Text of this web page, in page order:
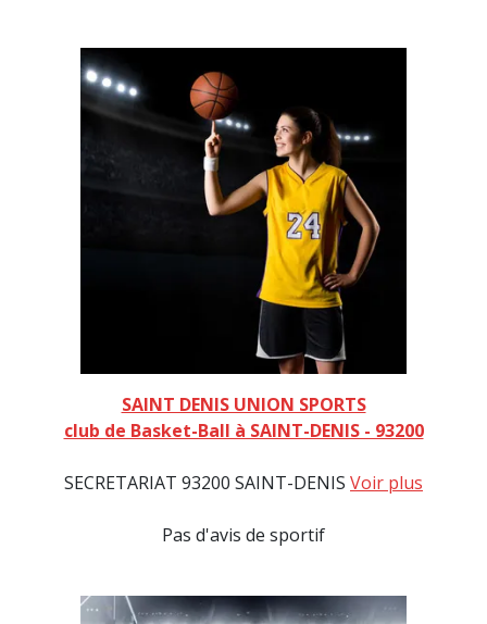
SAINT DENIS UNION SPORTS
club de Basket-Ball à SAINT-DENIS - 93200
SECRETARIAT 93200 SAINT-DENIS Voir plus
Pas d'avis de sportif